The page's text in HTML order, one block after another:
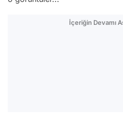
İçeriğin Devamı